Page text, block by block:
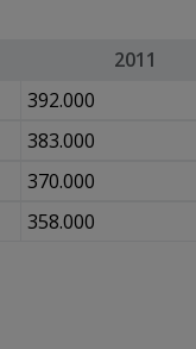
2011
392.000
383.000
370.000
358.000